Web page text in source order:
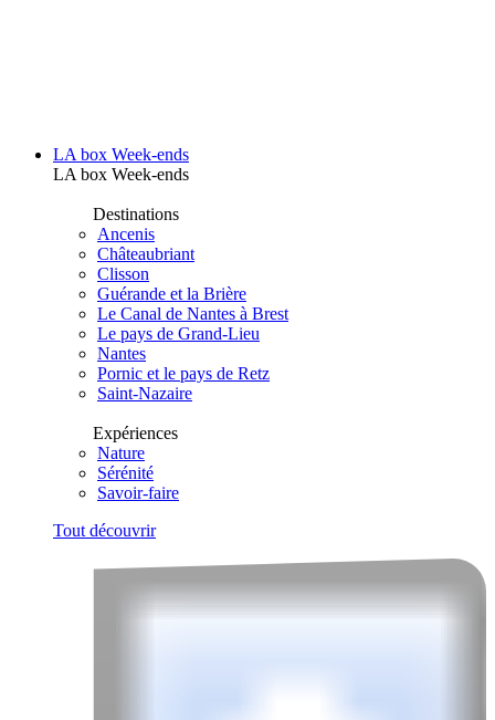
LA box Week-ends
LA box Week-ends
Destinations
Ancenis
Châteaubriant
Clisson
Guérande et la Brière
Le Canal de Nantes à Brest
Le pays de Grand-Lieu
Nantes
Pornic et le pays de Retz
Saint-Nazaire
Expériences
Nature
Sérénité
Savoir-faire
Tout découvrir